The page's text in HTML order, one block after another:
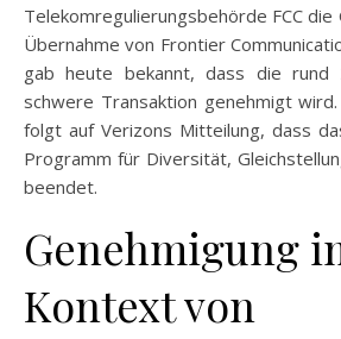
Telekomregulierungsbehörde FCC die
Übernahme von Frontier
gab heute bekannt, dass die rund
schwere Transaktion genehmigt
folgt auf Verizons Mitteilung, dass
Programm für Diversität,
beendet.
Genehmigung
Kontext von